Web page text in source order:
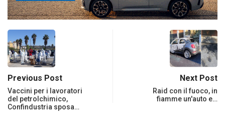
Previous Post
Vaccini per i lavoratori
del petrolchimico,
Confindustria sposa…
Next Post
Raid con il fuoco, in
fiamme un'auto e…